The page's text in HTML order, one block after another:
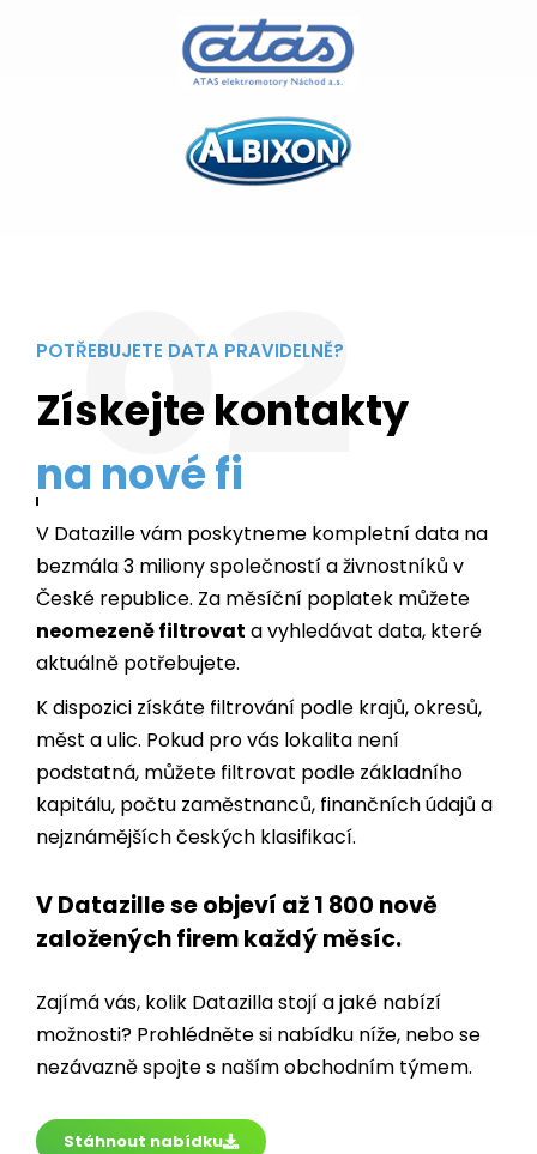
02
POTŘEBUJETE DATA PRAVIDELNĚ?
Získejte kontakty
z vašeho města
V Datazille vám poskytneme kompletní data na
bezmála 3 miliony společností a živnostníků v
České republice. Za měsíční poplatek můžete
neomezeně filtrovat a vyhledávat data, které
aktuálně potřebujete.
K dispozici získáte filtrování podle krajů, okresů,
měst a ulic. Pokud pro vás lokalita není
podstatná, můžete filtrovat podle základního
kapitálu, počtu zaměstnanců, finančních údajů a
nejznámějších českých klasifikací.
V Datazille se objeví až 1 800 nově
založených firem každý měsíc.
Zajímá vás, kolik Datazilla stojí a jaké nabízí
možnosti? Prohlédněte si nabídku níže, nebo se
nezávazně spojte s naším obchodním týmem.
Stáhnout nabídku